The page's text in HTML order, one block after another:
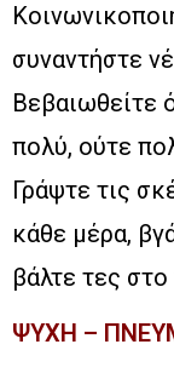
συναντήστε
Βεβαιωθείτε
πολύ, ούτε
Γράψτε τις
κάθε μέρα,
βάλτε τες στο
ΨΥΧΗ –